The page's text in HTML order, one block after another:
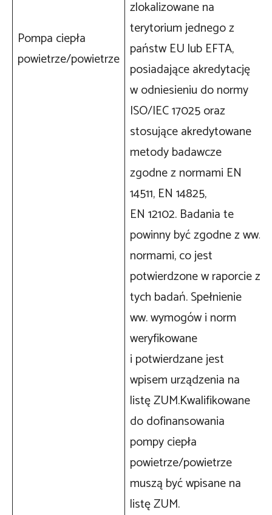
Pompa ciepła
powietrze/powietrze
zlokalizowane na
terytorium jednego z
państw EU lub EFTA,
posiadające akredytację
w odniesieniu do normy
ISO/IEC 17025 oraz
stosujące akredytowane
metody badawcze
zgodne z normami EN
14511, EN 14825,
EN 12102. Badania te
powinny być zgodne z ww.
normami, co jest
potwierdzone w raporcie z
tych badań. Spełnienie
ww. wymogów i norm
weryfikowane
i potwierdzane jest
wpisem urządzenia na
listę ZUM.Kwalifikowane
do dofinansowania
pompy ciepła
powietrze/powietrze
muszą być wpisane na
listę ZUM.